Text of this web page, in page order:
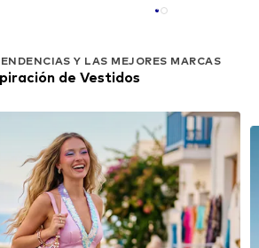
Y LAS MEJORES MARCAS
de Vestidos